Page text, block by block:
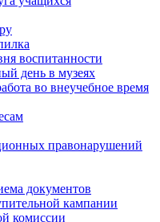
воспитанности
день в музеях
во внеучебное время
правонарушений
документов
кампании
комиссии